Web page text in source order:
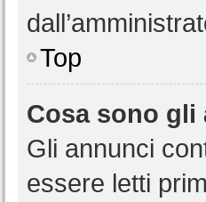
Top
Cosa sono gli
Gli annunci
essere letti